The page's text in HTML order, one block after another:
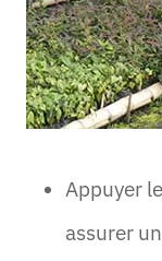
Appuyer
assurer